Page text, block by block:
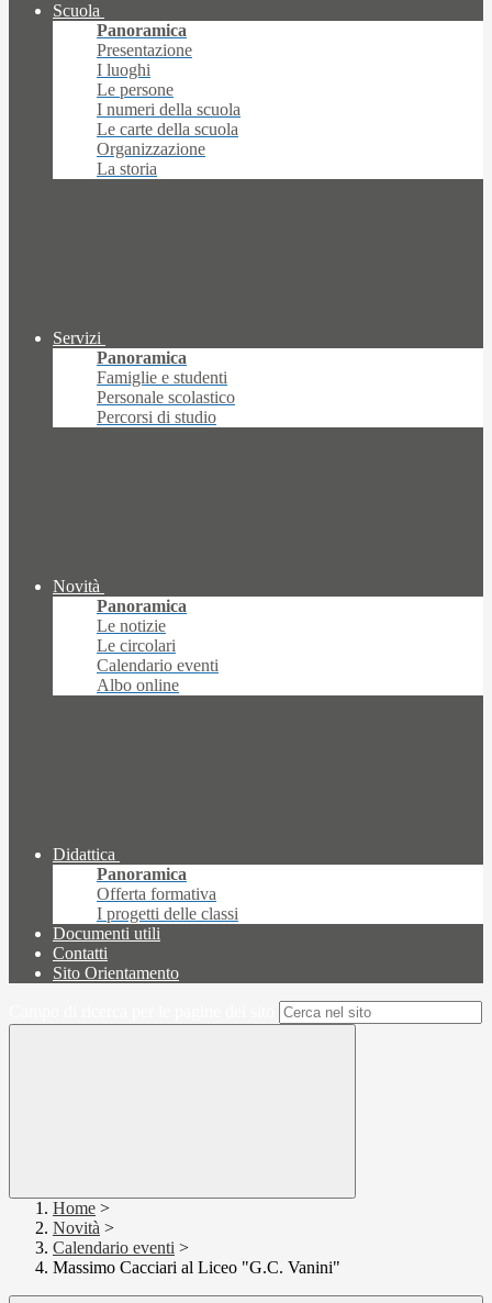
Scuola
Panoramica
Presentazione
I luoghi
Le persone
I numeri della scuola
Le carte della scuola
Organizzazione
La storia
Servizi
Panoramica
Famiglie e studenti
Personale scolastico
Percorsi di studio
Novità
Panoramica
Le notizie
Le circolari
Calendario eventi
Albo online
Didattica
Panoramica
Offerta formativa
I progetti delle classi
Documenti utili
Contatti
Sito Orientamento
Home >
Novità >
Calendario eventi >
Massimo Cacciari al Liceo "G.C. Vanini"